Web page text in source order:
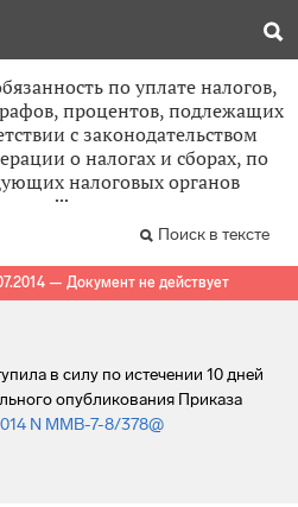
по уплате налогов,
процентов, подлежащих
с законодательством
о налогах и сборах, по
налоговых органов
Поиск в тексте
— Документ не действует
в силу по истечении 10 дней
опубликования Приказа
N ММВ-7-8/378@